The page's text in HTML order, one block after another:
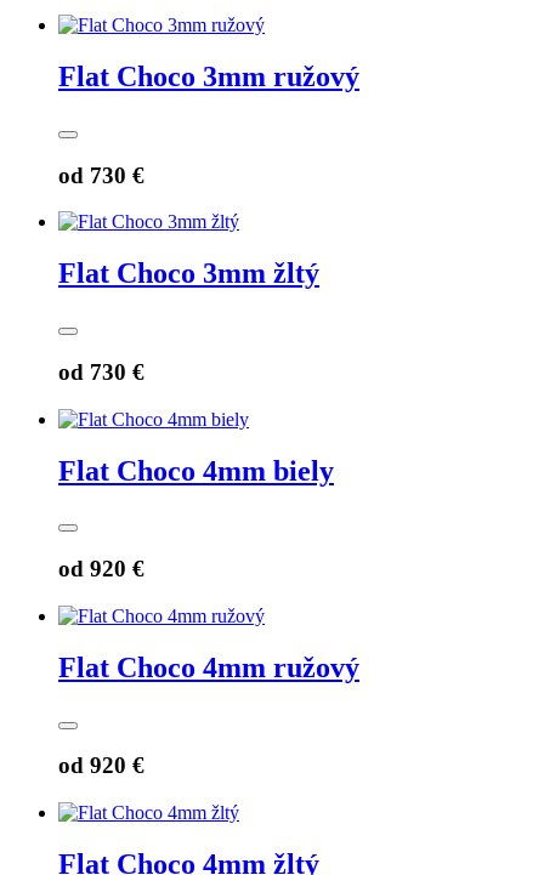
Flat Choco 3mm ružový
od 730 €
Flat Choco 3mm žltý
od 730 €
Flat Choco 4mm biely
od 920 €
Flat Choco 4mm ružový
od 920 €
Flat Choco 4mm žltý